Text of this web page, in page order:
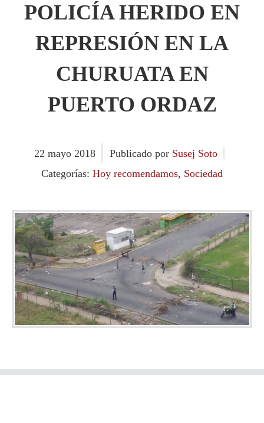
POLICÍA HERIDO EN
REPRESIÓN EN LA
CHURUATA EN
PUERTO ORDAZ
22 mayo 2018 Publicado por Susej Soto
Categorías: Hoy recomendamos, Sociedad